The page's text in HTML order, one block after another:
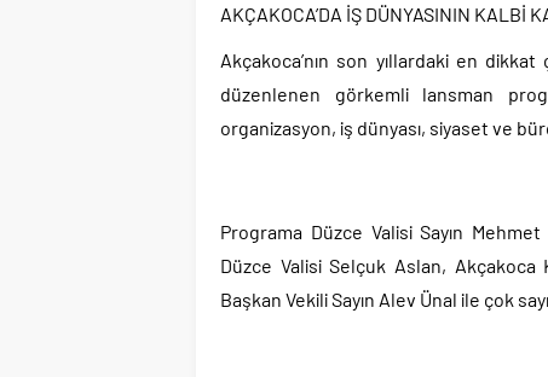
AKÇAKOCA’DA İŞ DÜNYASININ KALBİ
Akçakoca’nın son yıllardaki en
düzenlenen görkemli lansman
organizasyon, iş dünyası, siyaset ve
Programa Düzce Valisi Sayın
Düzce Valisi Selçuk Aslan, Akçakoca
Başkan Vekili Sayın Alev Ünal ile çok